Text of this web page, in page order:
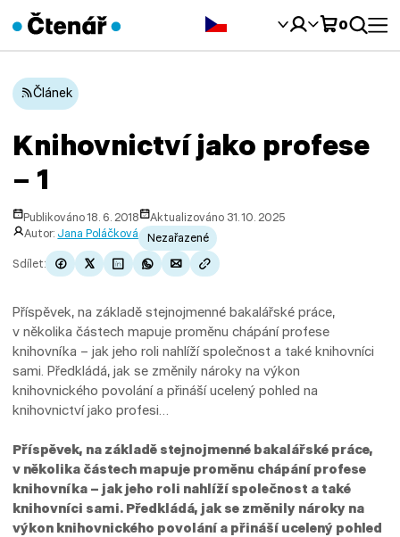
0
Článek
Knihovnictví jako profese
– 1
Publikováno 18. 6. 2018
Aktualizováno 31. 10. 2025
Autor: Jana Poláčková
Nezařazené
Sdílet:
Příspěvek, na základě stejnojmenné bakalářské práce,
v několika částech mapuje proměnu chápání profese
knihovníka – jak jeho roli nahlíží společnost a také knihovníci
sami. Předkládá, jak se změnily nároky na výkon
knihovnického povolání a přináší ucelený pohled na
knihovnictví jako profesi…
Příspěvek, na základě stejnojmenné bakalářské práce,
v několika částech mapuje proměnu chápání profese
knihovníka – jak jeho roli nahlíží společnost a také
knihovníci sami. Předkládá, jak se změnily nároky na
výkon knihovnického povolání a přináší ucelený pohled